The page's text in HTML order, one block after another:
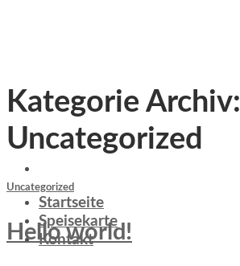
Startseite
Speisekarte
Kontakt
Kategorie Archiv:
Uncategorized
Uncategorized
Hello world!